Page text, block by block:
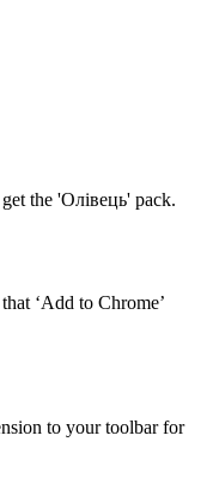
the 'Олівець' pack.
‘Add to Chrome’
to your toolbar for